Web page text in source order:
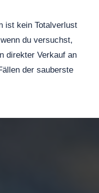
ist kein Totalverlust
du versuchst,
direkter Verkauf an
der sauberste